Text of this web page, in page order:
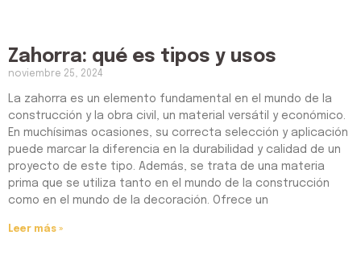
Zahorra: qué es tipos y usos
noviembre 25, 2024
La zahorra es un elemento fundamental en el mundo de la
construcción y la obra civil, un material versátil y económico.
En muchísimas ocasiones, su correcta selección y aplicación
puede marcar la diferencia en la durabilidad y calidad de un
proyecto de este tipo. Además, se trata de una materia
prima que se utiliza tanto en el mundo de la construcción
como en el mundo de la decoración. Ofrece un
Leer más »